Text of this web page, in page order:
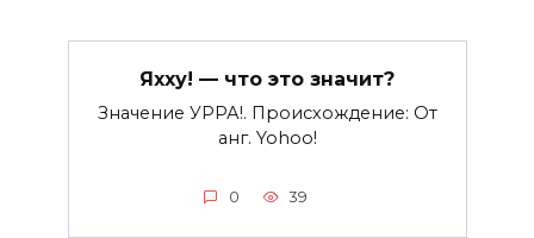
Яхху! — что это значит?
Значение УРРА!. Происхождение: От
анг. Yohoo!
0 39